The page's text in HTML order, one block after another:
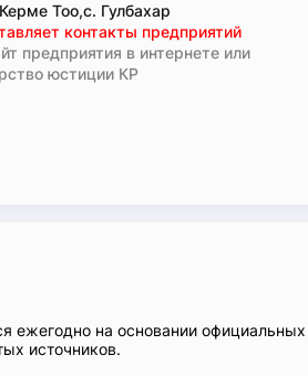
Тоо,с. Гулбахар
контакты предприятий
предприятия в интернете или
юстиции КР
ежегодно на основании официальных
источников.